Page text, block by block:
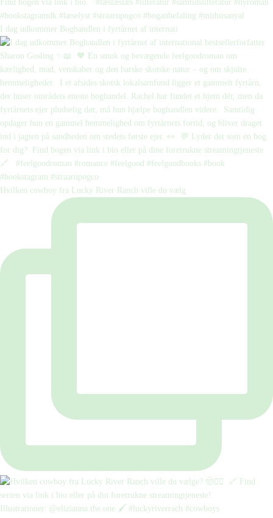
I dag udkommer Boghandlen i fyrtårnet af internati
Hvilken cowboy fra Lucky River Ranch ville du vælg